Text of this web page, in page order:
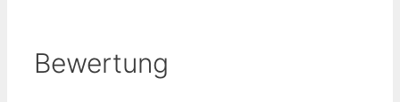
Bewertung